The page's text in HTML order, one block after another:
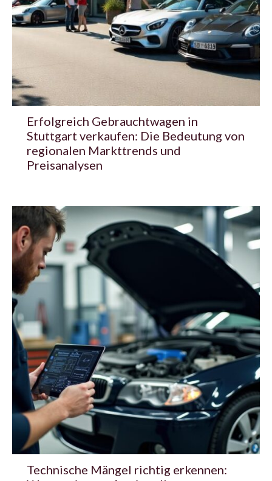
Erfolgreich Gebrauchtwagen in
Stuttgart verkaufen: Die Bedeutung von
regionalen Markttrends und
Preisanalysen
Technische Mängel richtig erkennen: